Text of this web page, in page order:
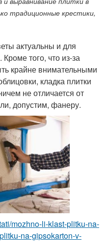
традиционные крестики,
актуальны и для
того, что из-за
крайне внимательными
кладка плитки
не отличается от
допустим, фанеру.
mozhno-li-klast-plitku-na-
na-gipsokarton-v-